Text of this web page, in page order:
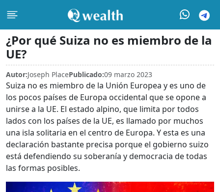
¿Por qué Suiza no es miembro de la
UE?
Autor:Joseph PlacePublicado:09 marzo 2023
Suiza no es miembro de la Unión Europea y es uno de
los pocos países de Europa occidental que se opone a
unirse a la UE. El estado alpino, que limita por todos
lados con los países de la UE, es llamado por muchos
una isla solitaria en el centro de Europa. Y esta es una
declaración bastante precisa porque el gobierno suizo
está defendiendo su soberanía y democracia de todas
las formas posibles.